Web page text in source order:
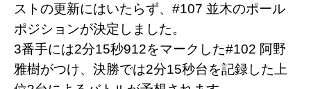
ストの更新にはいたらず、#107 並木のポール
ポジションが決定しました。
3番手には2分15秒912をマークした#102 阿野
雅樹がつけ、決勝では2分15秒台を記録した上